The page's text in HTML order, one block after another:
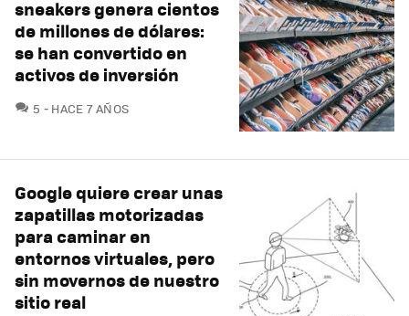
sneakers genera cientos
de millones de dólares:
se han convertido en
activos de inversión
5 COMENTARIOS
HACE 7 AÑOS
Google quiere crear unas
zapatillas motorizadas
para caminar en
entornos virtuales, pero
sin movernos de nuestro
sitio real